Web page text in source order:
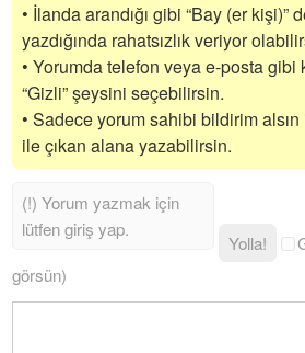
• İlanda arandığı gibi “Bay (er kişi)”
yazdığında rahatsızlık veriyor
• Yorumda telefon veya e-posta
“Gizli” şeysini seçebilirsin.
• Sadece yorum sahibi bildirim
ile çıkan alana yazabilirsin.
Yolla!
görsün)